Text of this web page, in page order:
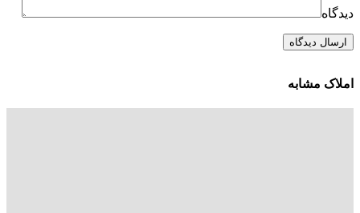
دیدگاه
املاک مشابه